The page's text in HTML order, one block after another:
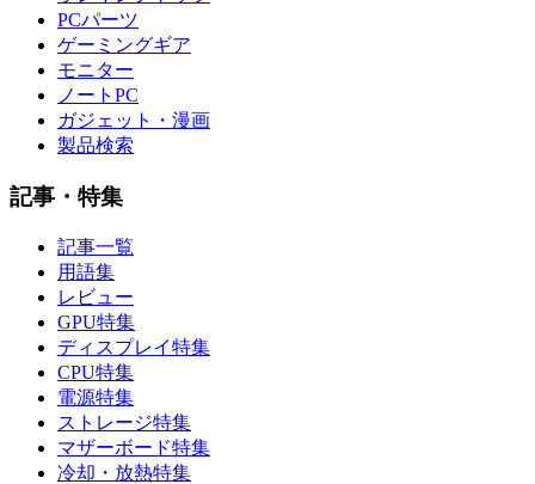
PCパーツ
ゲーミングギア
モニター
ノートPC
ガジェット・漫画
製品検索
記事・特集
記事一覧
用語集
レビュー
GPU特集
ディスプレイ特集
CPU特集
電源特集
ストレージ特集
マザーボード特集
冷却・放熱特集